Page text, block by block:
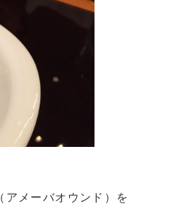
アメーバオウンド）を